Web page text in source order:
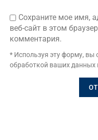
Сохраните мое имя,
веб-сайт в этом
комментария.
* Используя эту форму, вы
обработкой ваших данных